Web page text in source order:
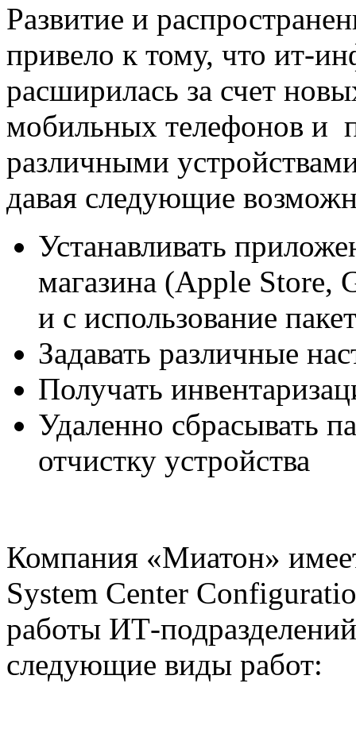
Развитие и
привело к тому, что ит-
расширилась за счет
мобильных телефонов и
различными
давая следующие
Устанавливать
магазина (Apple Store,
и с использование
Задавать различные
Получать
Удаленно сбрасывать
отчистку устройства
Компания «Миатон»
System Center
работы ИТ-
следующие виды работ: